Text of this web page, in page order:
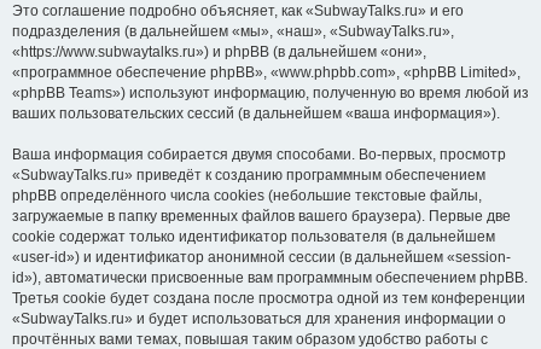
Это соглашение подробно объясняет, как «SubwayTalks.ru» и его
подразделения (в дальнейшем «мы», «наш», «SubwayTalks.ru»,
«https://www.subwaytalks.ru») и phpBB (в дальнейшем «они»,
«программное обеспечение phpBB», «www.phpbb.com», «phpBB Limited»,
«phpBB Teams») используют информацию, полученную во время любой из
ваших пользовательских сессий (в дальнейшем «ваша информация»).
Ваша информация собирается двумя способами. Во-первых, просмотр
«SubwayTalks.ru» приведёт к созданию программным обеспечением
phpBB определённого числа cookies (небольшие текстовые файлы,
загружаемые в папку временных файлов вашего браузера). Первые две
cookie содержат только идентификатор пользователя (в дальнейшем
«user-id») и идентификатор анонимной сессии (в дальнейшем «session-
id»), автоматически присвоенные вам программным обеспечением phpBB.
Третья cookie будет создана после просмотра одной из тем конференции
«SubwayTalks.ru» и будет использоваться для хранения информации о
прочтённых вами темах, повышая таким образом удобство работы с